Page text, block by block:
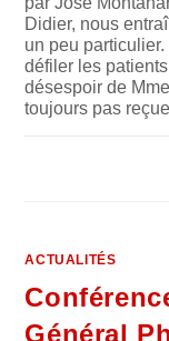
Didier, nous
un peu
défiler les
désespoir de
toujours pas
ACTUALITÉS
Général